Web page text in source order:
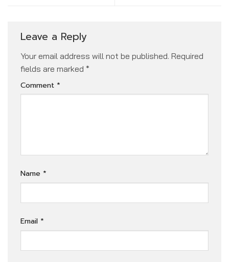
Leave a Reply
Your email address will not be published. Required
fields are marked *
Comment *
Name *
Email *